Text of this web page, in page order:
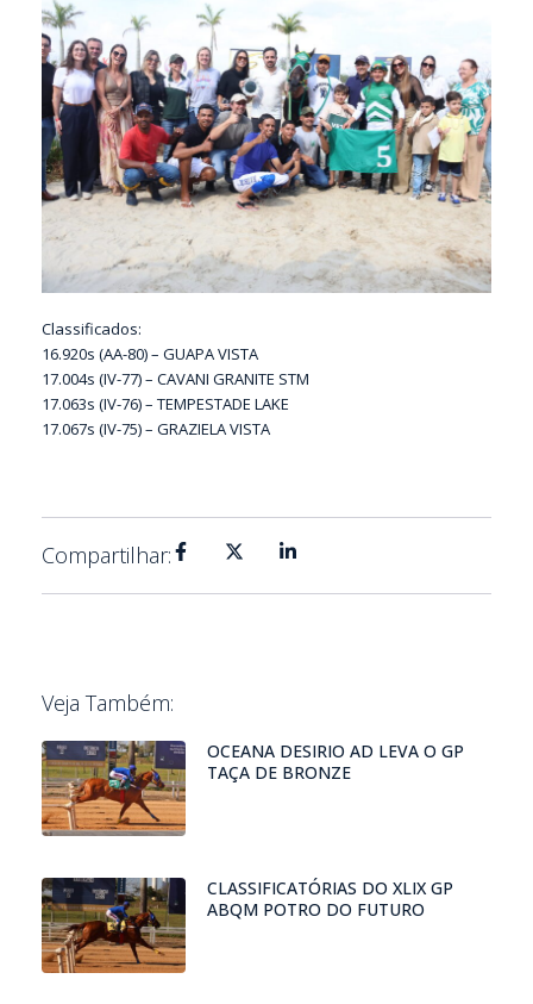
Classificados:
16.920s (AA-80) – GUAPA VISTA
17.004s (IV-77) – CAVANI GRANITE STM
17.063s (IV-76) – TEMPESTADE LAKE
17.067s (IV-75) – GRAZIELA VISTA
Compartilhar:
Veja Também:
OCEANA DESIRIO AD LEVA O GP
TAÇA DE BRONZE
CLASSIFICATÓRIAS DO XLIX GP
ABQM POTRO DO FUTURO